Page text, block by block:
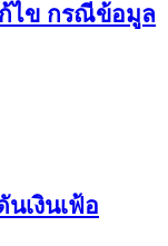
ไข กรณีข้อมูล
เงินเฟ้อ